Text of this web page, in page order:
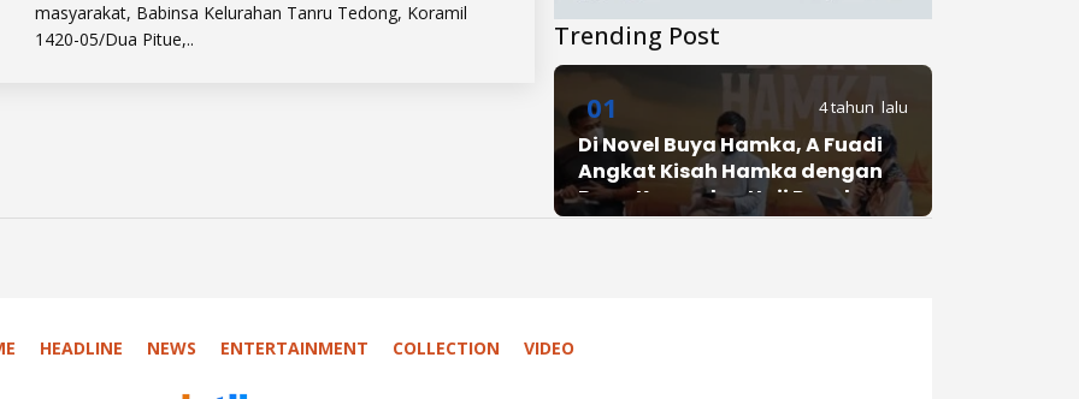
masyarakat, Babinsa Kelurahan Tanru Tedong, Koramil
1420-05/Dua Pitue,..
Trending Post
01 4 tahun lalu
Di Novel Buya Hamka, A Fuadi
Angkat Kisah Hamka dengan
Bung Karno dan Haji Rasul
HEADLINE NEWS ENTERTAINMENT COLLECTION VIDEO